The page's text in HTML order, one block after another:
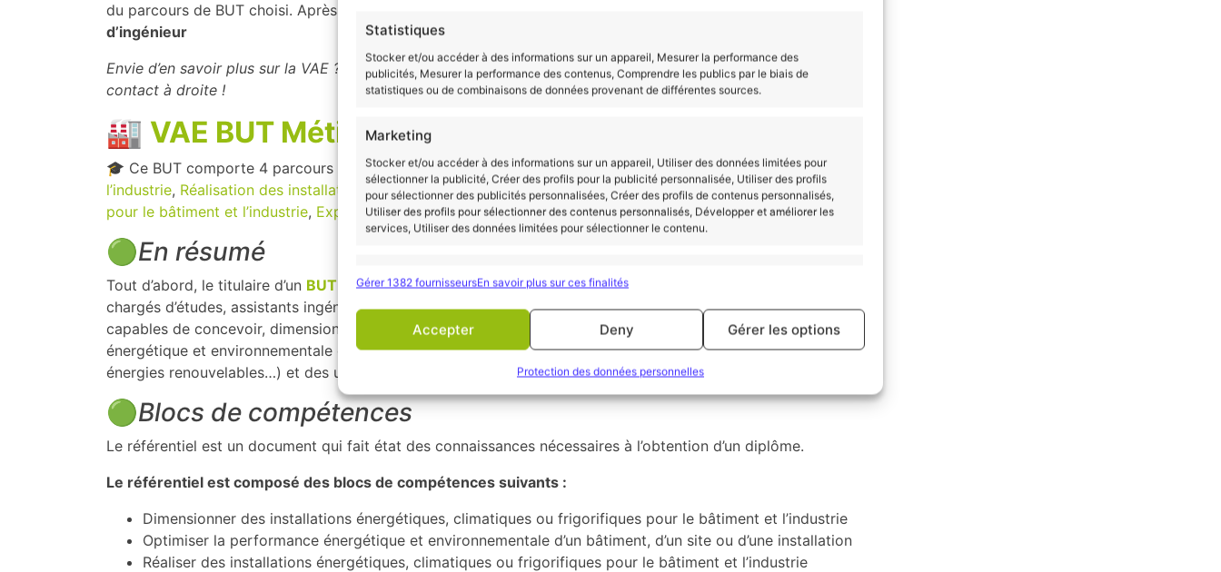
Statistiques
Stocker et/ou accéder à des informations sur un appareil, Mesurer la performance des
publicités, Mesurer la performance des contenus, Comprendre les publics par le biais de
statistiques ou de combinaisons de données provenant de différentes sources.
Marketing
Stocker et/ou accéder à des informations sur un appareil, Utiliser des données limitées pour
sélectionner la publicité, Créer des profils pour la publicité personnalisée, Utiliser des profils
pour sélectionner des publicités personnalisées, Créer des profils de contenus personnalisés,
Utiliser des profils pour sélectionner des contenus personnalisés, Développer et améliorer les
services, Utiliser des données limitées pour sélectionner le contenu.
Fonctionnalités
de données, Relier différents appareils, Identifier les appareils en fonction des
informations transmises automatiquement.
Assurer la sécurité, prévenir et détecter la fraude et réparer
les erreurs, Fournir et présenter des publicités et du
contenu, Enregistrer et communiquer les choix en matière
de confidentialité.
Gérer 1382 fournisseursEn savoir plus sur ces finalités
Accepter Deny Gérer les options
Protection des données personnelles
du parcours de BUT choisi. Après plusieurs années d’expérience, il est possible
d’ingénieur
Envie d’en savoir plus sur la VAE ? N’hésitez plus et contactez l’un de nos conseillers via le formulaire de
contact à droite !
🏭 VAE BUT Métiers de la Transition et de l’Energie
🎓 Ce BUT comporte 4 parcours qui sont les suivants : Optimisation énergétique pour le bâtiment et
l’industrie, Réalisation des installations énergétiques pour le bâtiment et l’industrie,Management de l’énergie
pour le bâtiment et l’industrie, Exploitation des installations énergétiques pour le bâtiment et l’industrie.
🟢En résumé
Tout d’abord, le titulaire d’un BUT Métiers de la Transition et de l’énergie peut effectuer le travail de
chargés d’études, assistants ingénieur énergéticien, auditeurs, conseillers en énergie, économes de flux…
capables de concevoir, dimensionner, auditer et préconiser des solutions d’optimisation de la performance
énergétique et environnementale des bâtiments (enveloppe, éclairage, chauffage, ventilation, intégration des
énergies renouvelables…) et des utilités industrielles (réseaux vapeur, eau surchauffée, eau glacée…).
🟢Blocs de compétences
Le référentiel est un document qui fait état des connaissances nécessaires à l’obtention d’un diplôme.
Le référentiel est composé des blocs de compétences suivants :
Dimensionner des installations énergétiques, climatiques ou frigorifiques pour le bâtiment et l’industrie
Optimiser la performance énergétique et environnementale d’un bâtiment, d’un site ou d’une installation
Réaliser des installations énergétiques, climatiques ou frigorifiques pour le bâtiment et l’industrie